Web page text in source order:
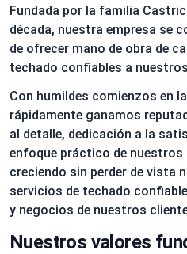
Fundada por la familia
década, nuestra empresa se
de ofrecer mano de obra de
techado confiables a
Con humildes comienzos en
rápidamente ganamos
al detalle, dedicación a la
enfoque práctico de
creciendo sin perder de vista
servicios de techado
y negocios de nuestros
Nuestros valores